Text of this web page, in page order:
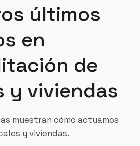
últimos
en
de
y viviendas
muestran cómo actuamos
y viviendas.